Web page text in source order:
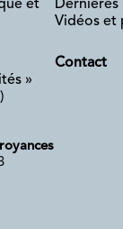
et
Vidéos et
»
Contact